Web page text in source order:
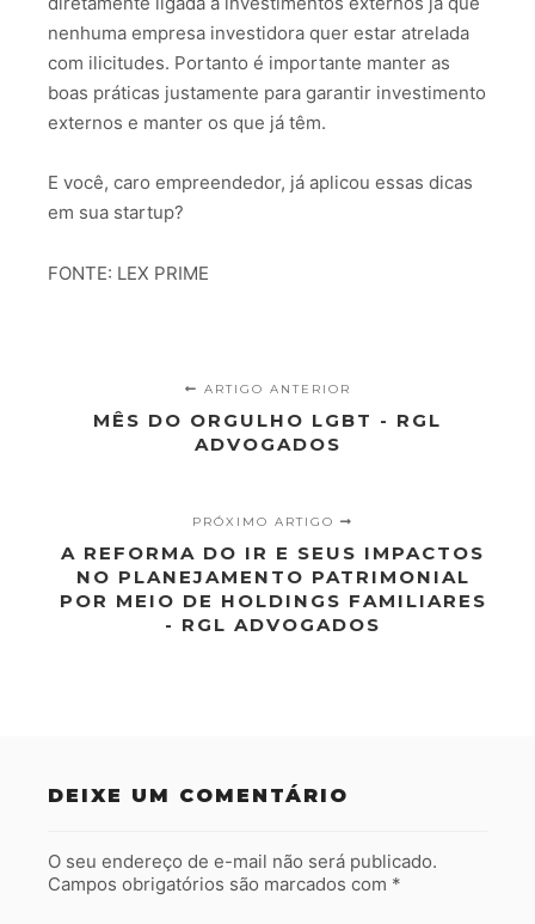
nenhuma empresa investidora quer estar atrelada
com ilicitudes. Portanto é importante manter as
boas práticas justamente para garantir investimento
externos e manter os que já têm.
E você, caro empreendedor, já aplicou essas dicas
em sua startup?
FONTE: LEX PRIME
ARTIGO ANTERIOR
MÊS DO ORGULHO LGBT - RGL
ADVOGADOS
PRÓXIMO ARTIGO
A REFORMA DO IR E SEUS IMPACTOS
NO PLANEJAMENTO PATRIMONIAL
POR MEIO DE HOLDINGS FAMILIARES
- RGL ADVOGADOS
DEIXE UM COMENTÁRIO
O seu endereço de e-mail não será publicado.
Campos obrigatórios são marcados com *